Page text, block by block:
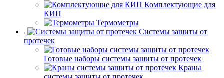
Комплектующие для
КИП
Термометры
Системы защиты от
протечек
Готовые наборы системы защиты от протечек
Краны